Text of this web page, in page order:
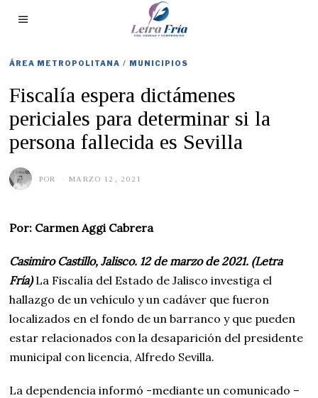
ÁREA METROPOLITANA / MUNICIPIOS
Fiscalía espera dictámenes
periciales para determinar si la
persona fallecida es Sevilla
POR MARZO 12, 2021
1
2
0
2
Por: Carmen Aggi Cabrera
Casimiro Castillo, Jalisco. 12 de marzo de 2021. (Letra
Fría)La Fiscalía del Estado de Jalisco investiga el
hallazgo de un vehículo y un cadáver que fueron
localizados en el fondo de un barranco y que pueden
estar relacionados con la desaparición del presidente
municipal con licencia, Alfredo Sevilla.
La dependencia informó -mediante un comunicado –